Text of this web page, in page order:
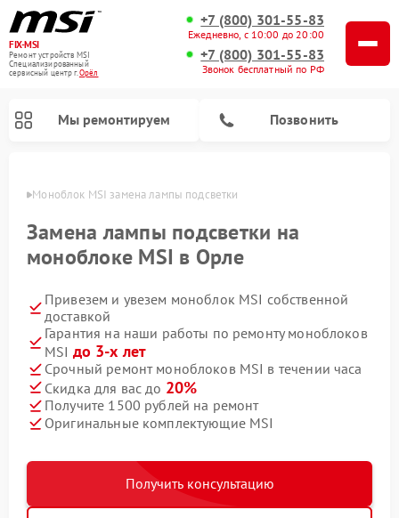
FIX-MSI
Ремонт устройств MSI
Специализированный
cервисный центр г.Орёл
+7 (800) 301-55-83
Ежедневно, с 10:00 до 20:00
+7 (800) 301-55-83
Звонок бесплатный по РФ
Мы ремонтируем Позвонить
Моноблок MSI замена лампы подсветки
Замена лампы подсветки на
моноблоке MSI в Орле
Привезем и увезем моноблок MSI собственной
доставкой
Гарантия на наши работы по ремонту моноблоков
MSI до 3-х лет
Срочный ремонт моноблоков MSI в течении часа
Скидка для вас до 20%
Получите 1500 рублей на ремонт
Оригинальные комплектующие MSI
Получить консультацию